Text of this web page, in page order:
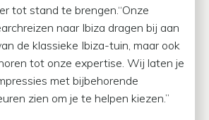
tot stand te brengen.“Onze
naar Ibiza dragen bij aan
de klassieke Ibiza-tuin, maar ook
tot onze expertise. Wij laten je
met bijbehorende
zien om je te helpen kiezen.”